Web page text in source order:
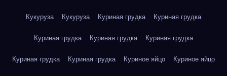
Кукуруза Кукуруза Куриная грудка Куриная грудка
Куриная грудка Куриная грудка Куриная грудка
Куриная грудка Куриная грудка Куриное яйцо Куриное яйцо